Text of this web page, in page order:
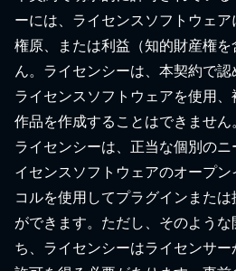
ーには、ライセンスソフトウェア
権原、または利益（知的財産権
ん。ライセンシーは、本契約で認
ライセンスソフトウェアを使用
作品を作成することはできません。
ライセンシーは、正当な個別の
イセンスソフトウェアのオープ
コルを使用してプラグインまた
ができます。ただし、そのよう
ち、ライセンシーはライセンサ